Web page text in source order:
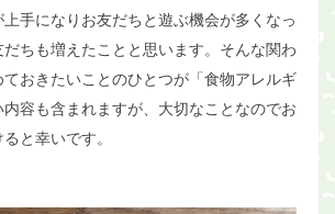
手になりお友だちと遊ぶ機会が多くなっ
ちも増えたことと思います。そんな関わ
ておきたいことのひとつが「食物アレルギ
容も含まれますが、大切なことなのでお
と幸いです。